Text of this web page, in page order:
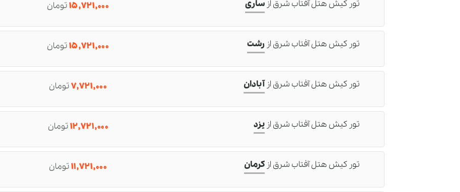
تور کیش هتل آفتاب شرق از ساری ۱۵,۷۲۱,۰۰۰تومان
تور کیش هتل آفتاب شرق از رشت ۱۵,۷۲۱,۰۰۰تومان
تور کیش هتل آفتاب شرق ازآبادان ۷,۷۲۱,۰۰۰تومان
تور کیش هتل آفتاب شرق از یزد ۱۲,۷۲۱,۰۰۰تومان
تور کیش هتل آفتاب شرق از کرمان ۱۱,۷۲۱,۰۰۰تومان